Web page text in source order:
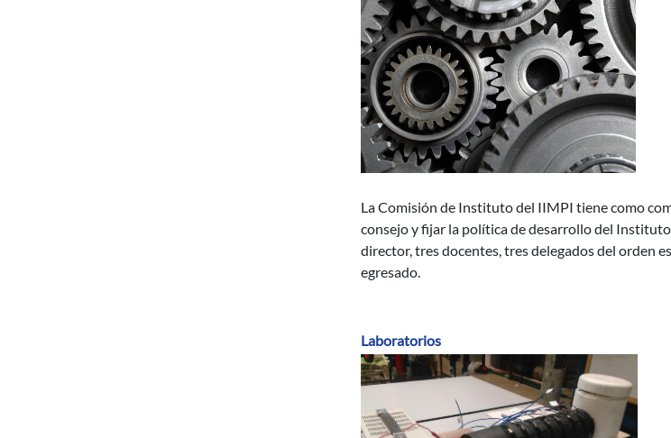
La Comisión de Instituto del IIMPI tiene como
consejo y fijar la política de desarrollo del
director, tres docentes, tres delegados del orden
egresado.
Laboratorios